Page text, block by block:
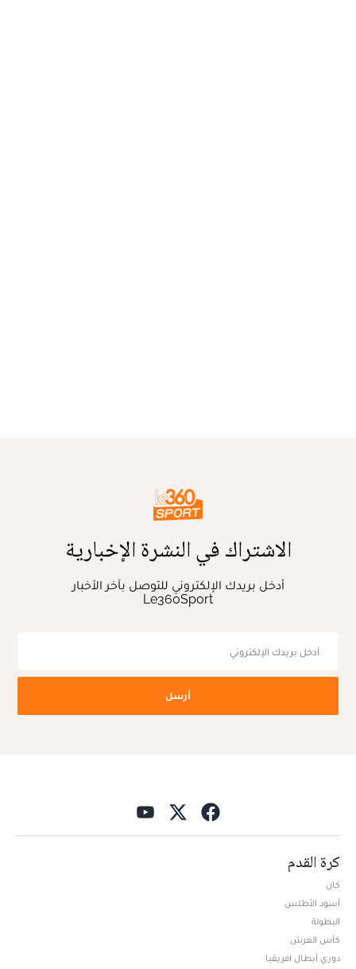
الاشتراك في النشرة الإخبارية
أدخل بريدك الإلكتروني للتوصل بآخر الأخبار
Le360Sport
أرسل
كرة القدم
كان
أسود الأطلس
البطولة
كأس العرش
دوري أبطال افريقيا